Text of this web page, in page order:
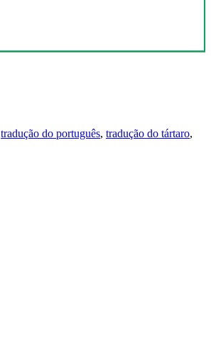
tradução do português, tradução do tártaro,